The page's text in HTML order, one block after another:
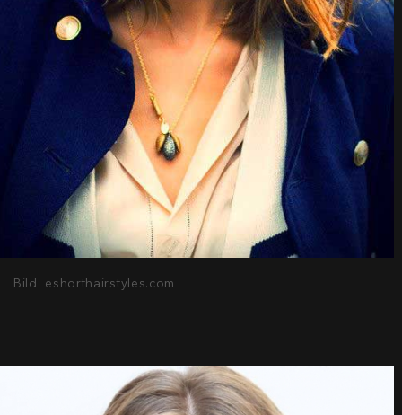
Bild: eshorthairstyles.com